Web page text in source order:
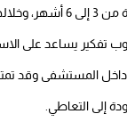
تمتد في العادة
تفكير يساعد على
إلى التعاطي.